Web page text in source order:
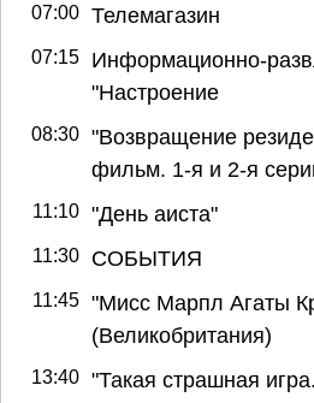
07:00 Телемагазин
07:15
Информационно-
"Настроение
08:30 "Возвращение
фильм. 1-я и 2-я
11:10 "День аиста"
11:30 СОБЫТИЯ
11:45 "Мисс Марпл Агаты
(Великобритания)
13:40 "Такая страшная